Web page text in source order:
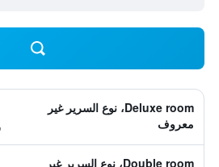
Deluxe room، نوع السرير غير
معروف
Double room، نوع السرير غير